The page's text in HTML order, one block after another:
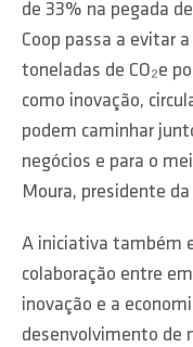
de 33% na pegada
Coop passa a evitar
toneladas de CO₂e
como inovação,
podem caminhar
negócios e para o
Moura, presidente da
A iniciativa também
colaboração entre
inovação e a
desenvolvimento de